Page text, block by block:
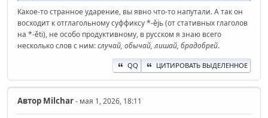
Какое-то странное ударение, вы явно что-то напутали. А так он
восходит к отглагольному суффиксу *-ějь (от стативных глаголов
на *-ěti), не особо продуктивному, в русском я знаю всего
несколько слов с ним:случай, обычай, лишай, брадобрей.
QQ ЦИТИРОВАТЬ ВЫДЕЛЕННОЕ
Автор Milchar- мая 1, 2026, 18:11